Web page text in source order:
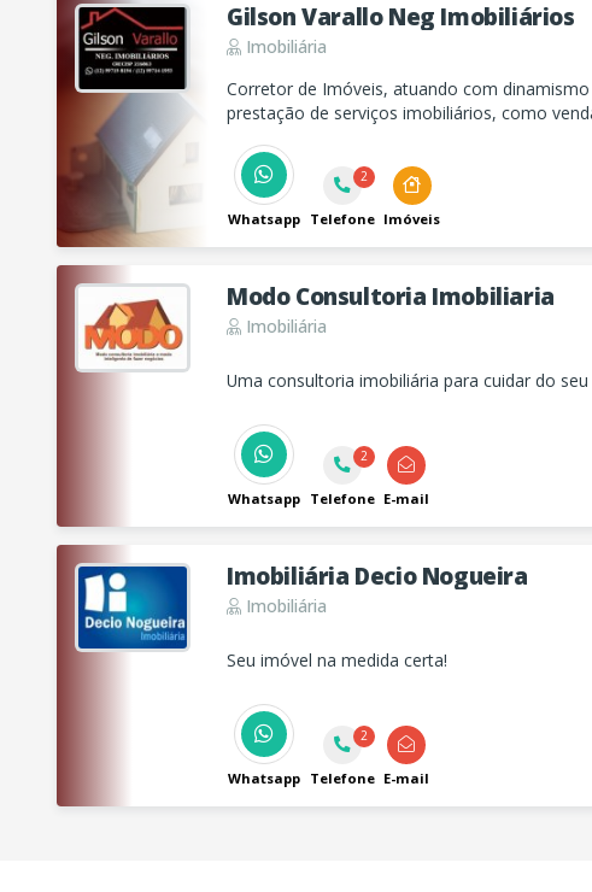
Gilson Varallo Neg Imobiliários
Imobiliária
Corretor de Imóveis, atuando com
prestação de serviços imobiliários, como
Whatsapp
2
Telefone Imóveis
Modo Consultoria Imobiliaria
Imobiliária
Uma consultoria imobiliária para cuidar do seu
Whatsapp
2
Telefone E-mail
Imobiliária Decio Nogueira
Imobiliária
Seu imóvel na medida certa!
Whatsapp
2
Telefone E-mail